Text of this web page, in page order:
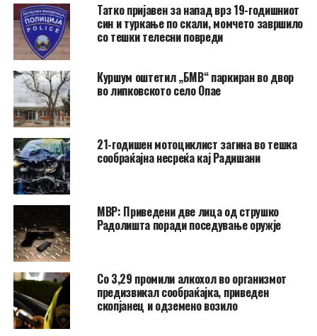
Татко пријавен за напад врз 19-годишниот
син и туркање по скали, момчето завршило
со тешки телесни повреди
Куршум оштетил „БМВ“ паркиран во двор
во липковското село Опае
21-годишен мотоциклист загина во тешка
сообраќајна несреќа кај Радишани
МВР: Приведени две лица од струшко
Радолишта поради поседување оружје
Со 3,29 промили алкохол во организмот
предизвикал сообраќајка, приведен
скопјанец и одземено возило